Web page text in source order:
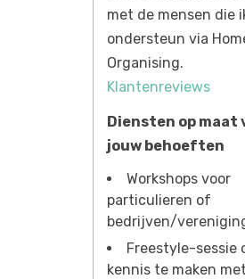
met de mensen die
ondersteun via
Organising.
Klantenreviews
Diensten op maat
jouw behoeften
Workshops voor
particulieren of
bedrijven/
Freestyle-sessie
kennis te maken